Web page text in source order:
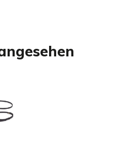
Dyring - und genieße Sie ein
ist in zwei Breiten erhältlich